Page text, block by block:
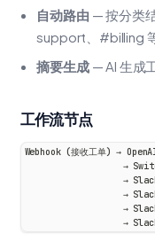
自动路由 — 按分类
support、#billing
摘要生成— AI 生成
工作流节点
Webhook (接收工单) →
→
→
→
→
→